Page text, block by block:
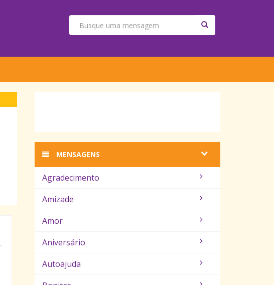
MENSAGENS
Agradecimento
Amizade
Amor
Aniversário
Autoajuda